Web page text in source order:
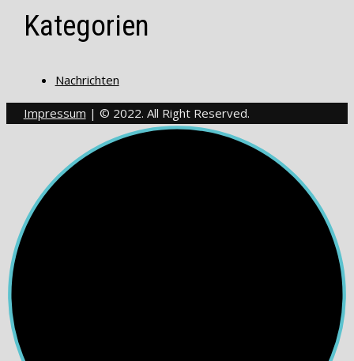
Kategorien
Nachrichten
Impressum | © 2022. All Right Reserved.